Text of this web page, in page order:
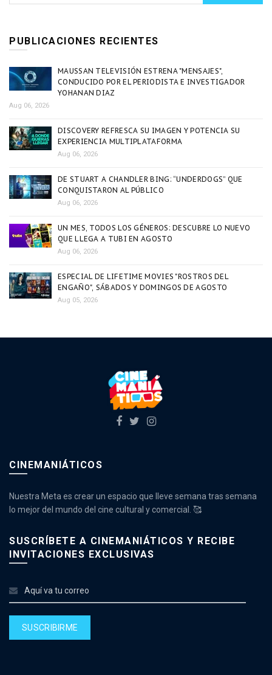
PUBLICACIONES RECIENTES
MAUSSAN TELEVISIÓN ESTRENA "MENSAJES",
CONDUCIDO POR EL PERIODISTA E INVESTIGADOR
YOHANAN DIAZ
Aug 06, 2026
DISCOVERY REFRESCA SU IMAGEN Y POTENCIA SU
EXPERIENCIA MULTIPLATAFORMA
Aug 06, 2026
DE STUART A CHANDLER BING: “UNDERDOGS” QUE
CONQUISTARON AL PÚBLICO
Aug 06, 2026
UN MES, TODOS LOS GÉNEROS: DESCUBRE LO NUEVO
QUE LLEGA A TUBI EN AGOSTO
Aug 06, 2026
ESPECIAL DE LIFETIME MOVIES "ROSTROS DEL
ENGAÑO", SÁBADOS Y DOMINGOS DE AGOSTO
Aug 05, 2026
CINEMANIÁTICOS
Nuestra Meta es crear un espacio que lleve semana tras semana
lo mejor del mundo del cine cultural y comercial. 🥰
SUSCRÍBETE A CINEMANIÁTICOS Y RECIBE
INVITACIONES EXCLUSIVAS